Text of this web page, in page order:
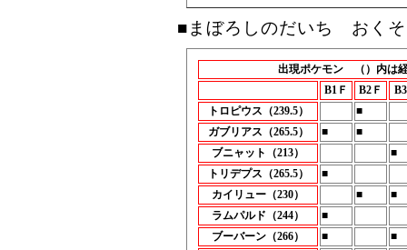
■まぼろしのだいち おく
出現ポケモン （）内は
B1Ｆ
B2Ｆ
トロピウス（239.5）
■
ガブリアス（265.5）
■
■
ブニャット（213）
■
トリデプス（265.5）
■
カイリュー（230）
■
■
ラムパルド（244）
■
ブーバーン（266）
■
■